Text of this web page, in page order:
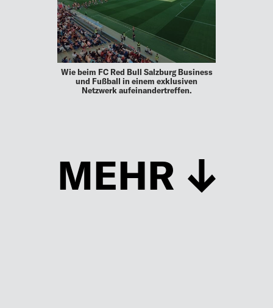
Wie beim FC Red Bull Salzburg Business
und Fußball in einem exklusiven
Netzwerk aufeinandertreffen.
MEHR